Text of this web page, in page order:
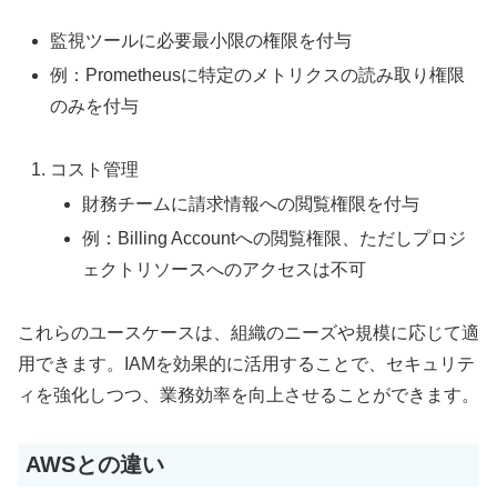
監視ツールに必要最小限の権限を付与
例：Prometheusに特定のメトリクスの読み取り権限
のみを付与
コスト管理
財務チームに請求情報への閲覧権限を付与
例：Billing Accountへの閲覧権限、ただしプロジ
ェクトリソースへのアクセスは不可
これらのユースケースは、組織のニーズや規模に応じて適
用できます。IAMを効果的に活用することで、セキュリテ
ィを強化しつつ、業務効率を向上させることができます。
AWSとの違い